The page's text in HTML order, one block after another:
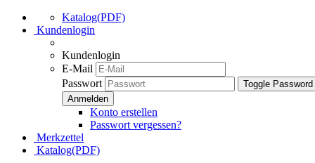
Katalog(PDF)
Kundenlogin
Kundenlogin
E-Mail
Passwort
Toggle
Konto erstellen
Passwort vergessen?
Merkzettel
Katalog(PDF)